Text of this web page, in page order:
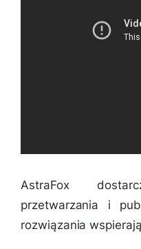
AstraFox
przetwarzania i
rozwiązania